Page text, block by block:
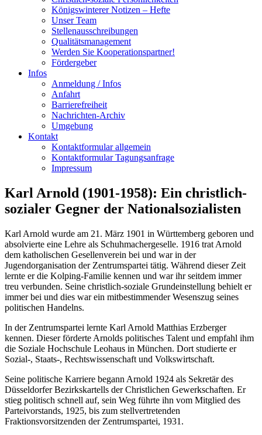
Königswinterer Notizen – Hefte
Unser Team
Stellenausschreibungen
Qualitätsmanagement
Werden Sie Kooperationspartner!
Fördergeber
Infos
Anmeldung / Infos
Anfahrt
Barrierefreiheit
Nachrichten-Archiv
Umgebung
Kontakt
Kontaktformular allgemein
Kontaktformular Tagungsanfrage
Impressum
Karl Arnold (1901-1958): Ein christlich-
sozialer Gegner der Nationalsozialisten
Karl Arnold wurde am 21. März 1901 in Württemberg geboren und
absolvierte eine Lehre als Schuhmachergeselle. 1916 trat Arnold
dem katholischen Gesellenverein bei und war in der
Jugendorganisation der Zentrumspartei tätig. Während dieser Zeit
lernte er die Kolping-Familie kennen und war ihr seitdem immer
treu verbunden. Seine christlich-soziale Grundeinstellung behielt er
immer bei und dies war ein mitbestimmender Wesenszug seines
politischen Handelns.
In der Zentrumspartei lernte Karl Arnold Matthias Erzberger
kennen. Dieser förderte Arnolds politisches Talent und empfahl ihm
die Soziale Hochschule Leohaus in München. Dort studierte er
Sozial-, Staats-, Rechtswissenschaft und Volkswirtschaft.
Seine politische Karriere begann Arnold 1924 als Sekretär des
Düsseldorfer Bezirkskartells der Christlichen Gewerkschaften. Er
stieg politisch schnell auf, sein Weg führte ihn vom Mitglied des
Parteivorstands, 1925, bis zum stellvertretenden
Fraktionsvorsitzenden der Zentrumspartei, 1931.